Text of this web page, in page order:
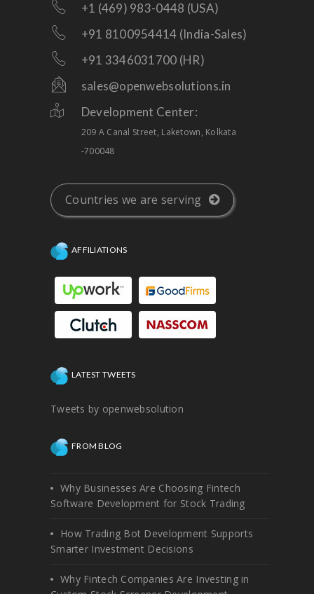
+1 (469) 983-0448 (USA)
+91 8100954414 (India-Sales)
+91 3346031700 (HR)
sales@openwebsolutions.in
Development Center:
209 A Canal Street, Laketown, Kolkata
-700048
Countries we are serving
AFFILIATIONS
LATEST TWEETS
Tweets by openwebsolution
FROM BLOG
Why Businesses Are Choosing Fintech
Software Development for Stock Trading
How Trading Bot Development Supports
Smarter Investment Decisions
Why Fintech Companies Are Investing in